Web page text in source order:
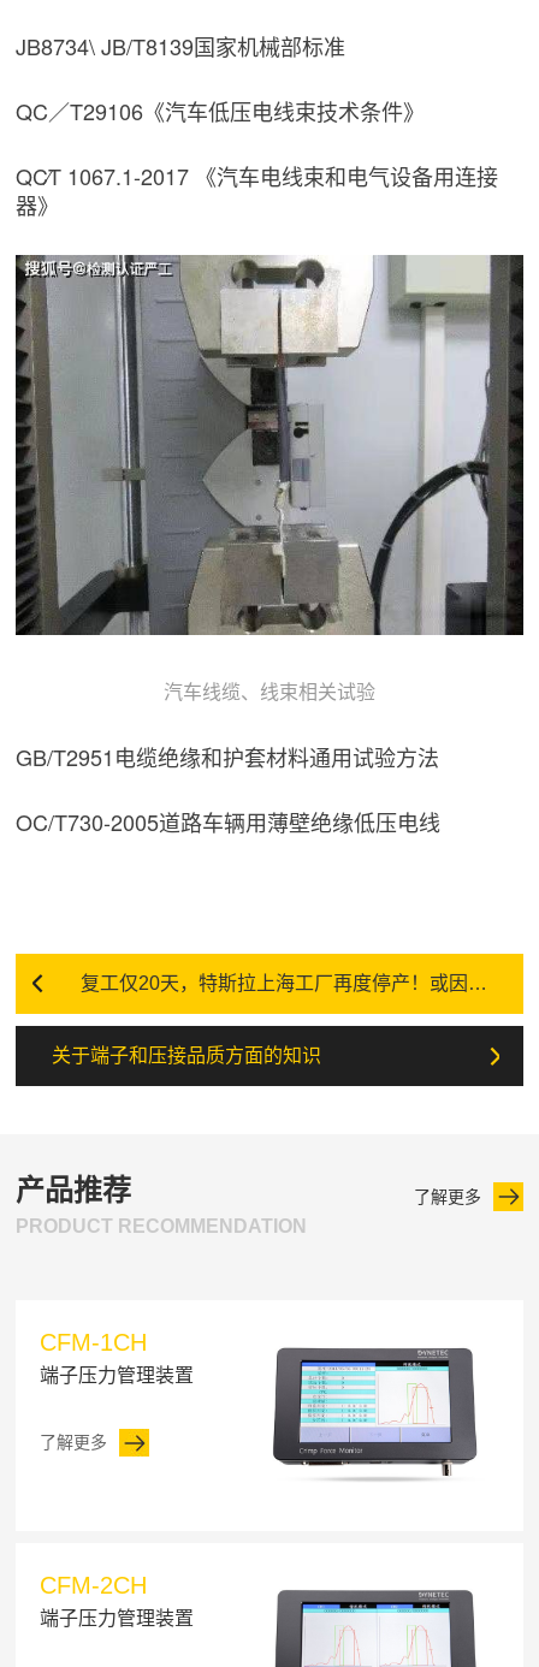
JB8734\ JB/T8139国家机械部标准
QC／T29106《汽车低压电线束技术条件》
QC∕T 1067.1-2017 《汽车电线束和电气设备用连接
器》
汽车线缆、线束相关试验
GB/T2951电缆绝缘和护套材料通用试验方法
OC/T730-2005道路车辆用薄壁绝缘低压电线
复工仅20天，特斯拉上海工厂再度停产！或因线束供应中断所致
关于端子和压接品质方面的知识
产品推荐
PRODUCT RECOMMENDATION
了解更多
CFM-1CH
端子压力管理装置
了解更多
CFM-2CH
端子压力管理装置